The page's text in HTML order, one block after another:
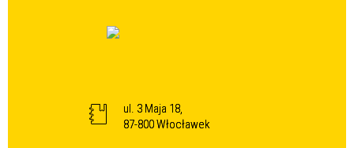
ul. 3 Maja 18,
87-800 Włocławek